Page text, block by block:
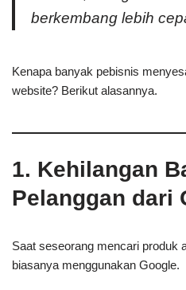
berkembang lebih
Kenapa banyak pebisnis
website? Berikut alasannya.
1. Kehilangan
Pelanggan dari
Saat seseorang mencari produk
biasanya menggunakan Google.